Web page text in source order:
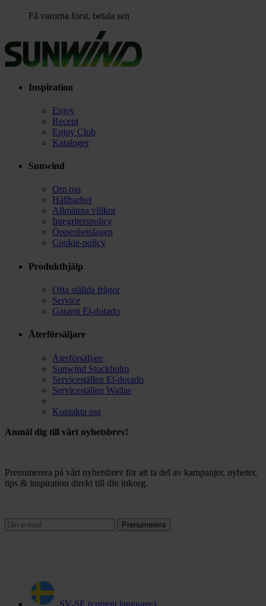
Få varorna först, betala sen
Inspiration
Enjoy
Recept
Enjoy Club
Kataloger
Sunwind
Om oss
Hållbarhet
Allmänna villkor
Integritetspolicy
Öppenhetslagen
Cookie-policy
Produkthjälp
Ofta ställda frågor
Service
Garanti El-dorado
Återförsäljare
Återförsäljare
Sunwind Stockholm
Serviceställen El-dorado
Serviceställen Wallas
Kontakta oss
Anmäl dig till vårt nyhetsbrev!
Prenumerera på vårt nyhetsbrev för att ta del av kampanjer, nyheter,
tips & inspiration direkt till din inkorg.
Prenumerera
SV-SE (current language)